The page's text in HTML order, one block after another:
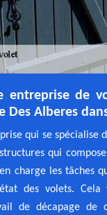
entreprise de
Des Alberes
qui se spécialise
qui
charge les tâches
des volets. Cela
de décapage de